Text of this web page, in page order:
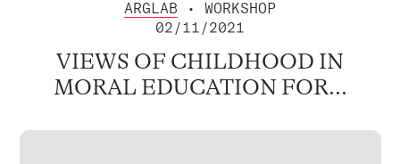
ARGLAB • WORKSHOP
02/11/2021
VIEWS OF CHILDHOOD IN
MORAL EDUCATION FOR...